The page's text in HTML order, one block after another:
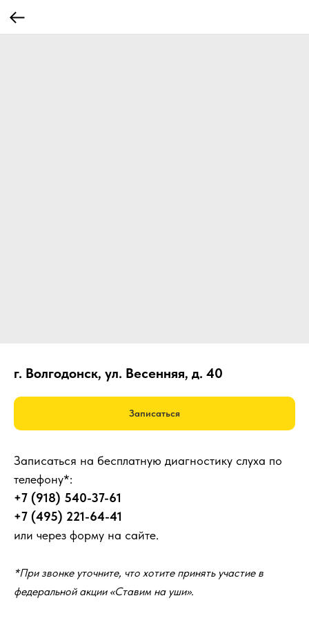
г. Волгодонск, ул. Весенняя, д. 40
Записаться
Записаться на бесплатную диагностику слуха по
телефону*:
+7 (918) 540-37-61
+7 (495) 221-64-41
или через форму на сайте.
*При звонке уточните, что хотите принять участие в
федеральной акции «Ставим на уши».